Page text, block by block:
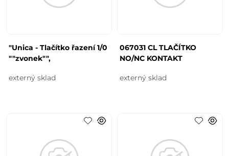
"Unica - Tlačítko řazení 1/0
""zvonek"",
externý sklad
067031 CL TLAČÍTKO
NO/NC KONTAKT
externý sklad